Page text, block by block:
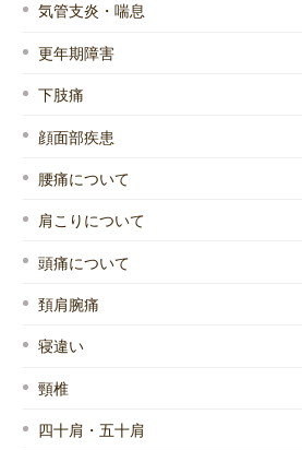
気管支炎・喘息
更年期障害
下肢痛
顔面部疾患
腰痛について
肩こりについて
頭痛について
頚肩腕痛
寝違い
頸椎
四十肩・五十肩